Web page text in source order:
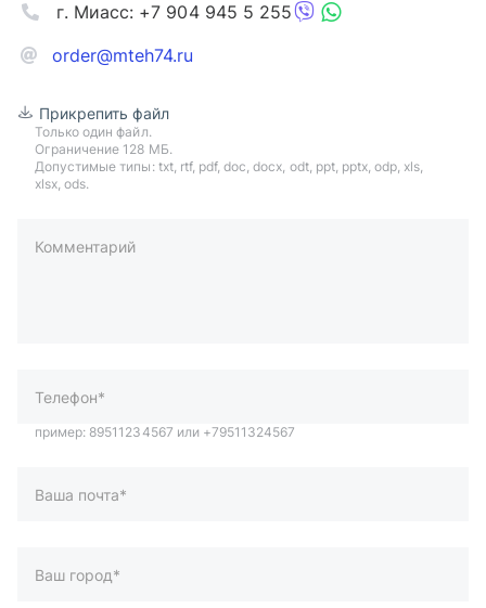
order@mteh74.ru
г. Миасс: +7 904 945 5 255
Прикрепить файл
Только один файл.
Ограничение 128 МБ.
Допустимые типы: txt, rtf, pdf, doc, docx, odt, ppt, pptx, odp, xls,
xlsx, ods.
Комментарий
пример: 89511234567 или +79511324567
Отправить